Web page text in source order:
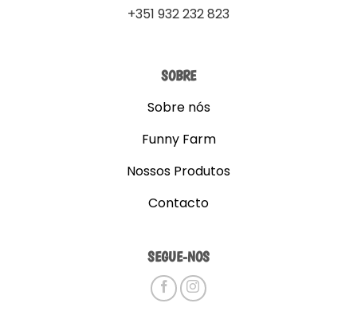
+351 932 232 823
SOBRE
Sobre nós
Funny Farm
Nossos Produtos
Contacto
SEGUE-NOS